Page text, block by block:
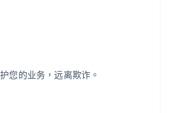
您的业务，远离欺诈。